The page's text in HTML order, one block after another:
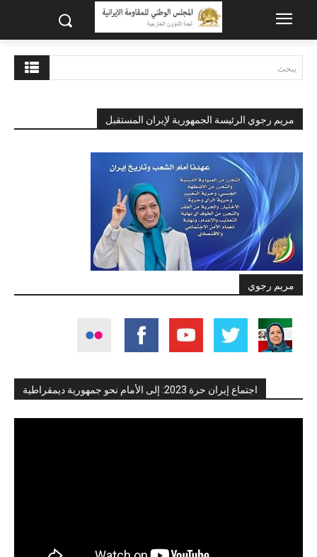
يبحث
مريم رجوي الرئيسة الجمهورية لإيران المستقبل
مريم رجوي
اجتماع إيران حرة 2023: إلى الأمام نحو جمهورية ديمقراطية